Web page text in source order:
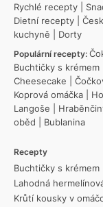
Rychlé recepty
Dietní recepty
kuchyně
Dorty
Populární recepty:
Buchtičky s krémem
Cheesecake
Koprová omáčka
Langoše
oběd
Bublanina
Recepty
Buchtičky s krémem
Lahodná
Krůtí kousky v